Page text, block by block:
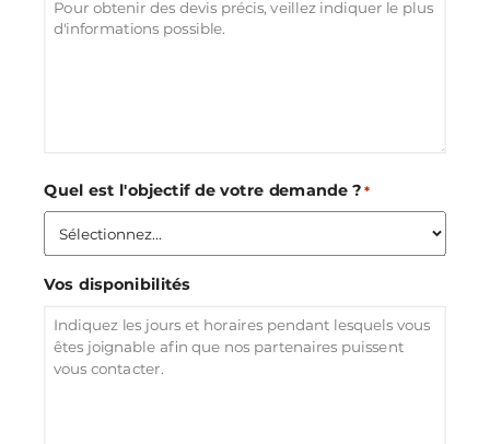
Quel est l'objectif de votre demande ? *
Vos disponibilités